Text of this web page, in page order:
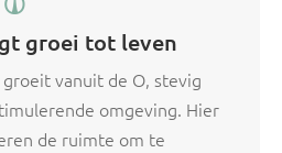
groei tot leven
vanuit de O, stevig
omgeving. Hier
de ruimte om te